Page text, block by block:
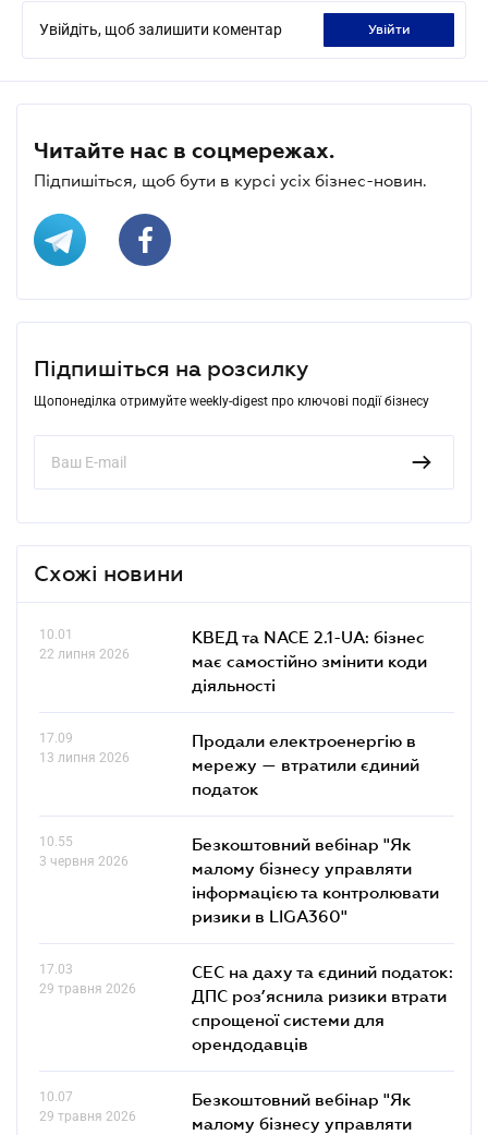
Увійдіть, щоб залишити коментар увійти
Читайте нас в соцмережах.
Підпишіться, щоб бути в курсі усіх бізнес-новин.
Підпишіться на розсилку
Щопонеділка отримуйте weekly-digest про ключові події бізнесу
Схожі новини
10.01
22 липня 2026
КВЕД та NACE 2.1-UA: бізнес
має самостійно змінити коди
діяльності
17.09
13 липня 2026
Продали електроенергію в
мережу — втратили єдиний
податок
10.55
3 червня 2026
Безкоштовний вебінар "Як
малому бізнесу управляти
інформацією та контролювати
ризики в LIGA360"
17.03
29 травня 2026
СЕС на даху та єдиний податок:
ДПС роз’яснила ризики втрати
спрощеної системи для
орендодавців
10.07
29 травня 2026
Безкоштовний вебінар "Як
малому бізнесу управляти